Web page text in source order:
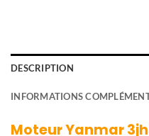
DESCRIPTION
INFORMATIONS
Moteur Yanmar